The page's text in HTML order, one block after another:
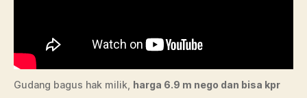
Gudang bagus hak milik, harga 6.9 m nego dan bisa kpr